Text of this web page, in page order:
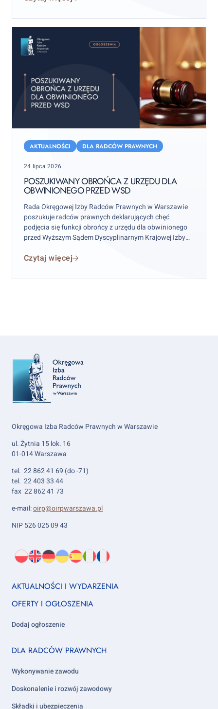
obrońca
urzędu
obwinionego
przed
WSD
AKTUALNOŚCI DLA RADCÓW PRAWNYCH
Posted
24 lipca 2026
POSZUKIWANY OBROŃCA Z URZĘDU DLA
OBWINIONEGO PRZED WSD
Rada Okręgowej Izby Radców Prawnych w Warszawie
poszukuje radców prawnych deklarujących chęć
podjęcia się funkcji obrońcy z urzędu dla obwinionego
przed Wyższym Sądem Dyscyplinarnym Krajowej Izby
imieniu obwinionego kasacji do Sądu Najwyższego.
Czytaj więcej
Okręgowa Izba Radców Prawnych w Warszawie
ul. Żytnia 15 lok. 16
01-014 Warszawa
tel. 22 862 41 69 (do -71)
tel. 22 403 33 44
fax 22 862 41 73
e-mail:oirp@oirpwarszawa.pl
NIP 526 025 09 43
Wybierz
język:
PL
O
EN
About
DE
About
UK
About
ES
About
IT
About
FR
About
Footer
1
AKTUALNOŚCI I WYDARZENIA
OFERTY I OGŁOSZENIA
Dodaj ogłoszenie
Footer
2
DLA RADCÓW PRAWNYCH
Wykonywanie zawodu
Doskonalenie i rozwój zawodowy
Składki i ubezpieczenia